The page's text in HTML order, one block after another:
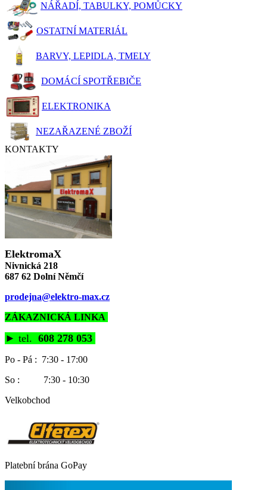
NÁŘADÍ, TABULKY, POMŮCKY
OSTATNÍ MATERIÁL
BARVY, LEPIDLA, TMELY
DOMÁCÍ SPOTŘEBIČE
ELEKTRONIKA
NEZAŘAZENÉ ZBOŽÍ
KONTAKTY
ElektromaX
Nivnická 218
687 62 Dolní Němčí
prodejna@elektro-max.cz
ZÁKAZNICKÁ LINKA
► tel. 608 278 053
Po - Pá : 7:30 - 17:00
So : 7:30 - 10:30
Velkobchod
Platební brána GoPay